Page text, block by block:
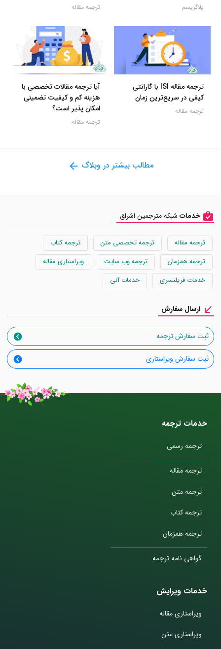
پلاگریسم ترجمه مقاله
ترجمه مقاله ISI با گارانتی
کیفی در سریع‌ترین زمان
ترجمه مقاله
آیا ترجمه مقالات تخصصی با
هزینه کم و کیفیت تضمینی
امکان پذیر است؟
ترجمه مقاله
مطالب بیشتر در وبلاگ
خدمات شبکه مترجمین اشراق
ترجمه مقاله ترجمه تخصصی متن
ترجمه کتاب
ترجمه همزمان
ترجمه وب سایت
ویراستاری مقاله
خدمات فریلنسری
خدمات آنی
ارسال سفارش
ثبت سفارش ترجمه
ثبت سفارش ویراستاری
خدمات ترجمه
ترجمه رسمی
ترجمه مقاله
ترجمه متن
ترجمه کتاب
ترجمه همزمان
گواهی نامه ترجمه
خدمات ویرایش
ویراستاری مقاله
ویراستاری متن